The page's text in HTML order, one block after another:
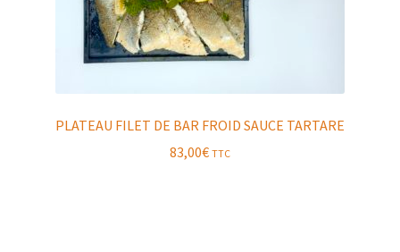
PLATEAU FILET DE BAR FROID SAUCE TARTARE
83,00€ TTC